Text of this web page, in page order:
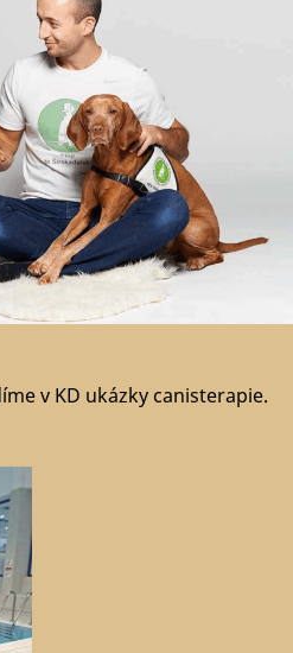
v KD ukázky canisterapie.